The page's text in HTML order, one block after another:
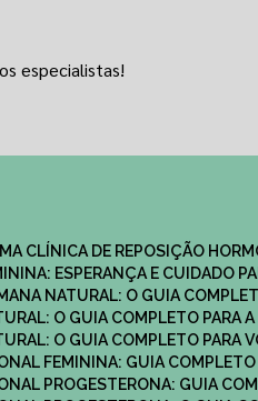
especialistas!
CLÍNICA DE REPOSIÇÃO
ESPERANÇA E CUIDADO
NATURAL: O GUIA
O GUIA COMPLETO PARA
O GUIA COMPLETO PARA
FEMININA: GUIA COMPLETO
PROGESTERONA: GUIA